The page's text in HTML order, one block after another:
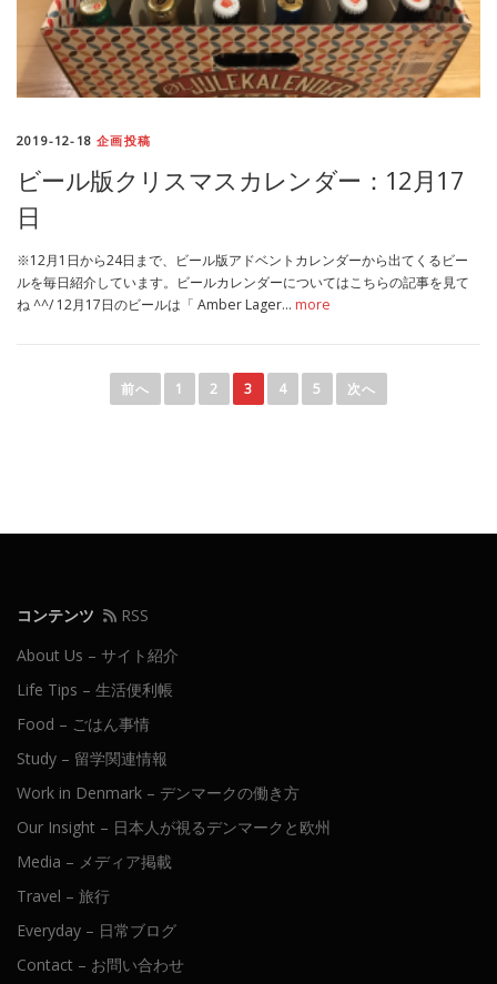
2019-12-18企画投稿
ビール版クリスマスカレンダー：12月17
日
※12月1日から24日まで、ビール版アドベントカレンダーから出てくるビー
ルを毎日紹介しています。ビールカレンダーについてはこちらの記事を見て
ね ^^/ 12月17日のビールは「 Amber Lager… more
シ
前へ 1 2 3 4 5 次へ
コンテンツ
RSS
About Us – サイト紹介
Life Tips – 生活便利帳
Food – ごはん事情
Study – 留学関連情報
Work in Denmark – デンマークの働き方
Our Insight – 日本人が視るデンマークと欧州
Media – メディア掲載
Travel – 旅行
Everyday – 日常ブログ
Contact – お問い合わせ